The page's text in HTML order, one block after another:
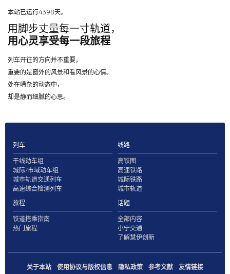
本站已运行4398天。
用脚步丈量每一寸轨道，
用心灵享受每一段旅程
列车开往的方向并不重要，
重要的是窗外的风景和看风景的心情。
处在嘈杂的动态中，
却是静而细腻的心思。
列车
干线动车组
城际/市域动车组
城市轨道交通列车
高速综合检测列车
线路
高铁图
高速铁路
城际铁路
城市轨道
旅程
铁道搭乘指南
热门旅程
话题
全部内容
小宁交通
了解慧伊创新
关于本站 使用协议与版权信息 隐私政策 参考文献 友情链接